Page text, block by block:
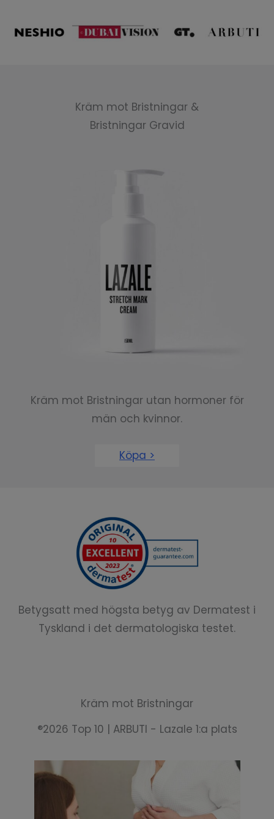
Kräm mot Bristningar &
Bristningar Gravid
Kräm mot Bristningar utan hormoner för
män och kvinnor.
Köpa >
Betygsatt med högsta betyg av Dermatest i
Tyskland i det dermatologiska testet.
Kräm mot Bristningar
®2026 Top 10 | ARBUTI - Lazale 1:a plats